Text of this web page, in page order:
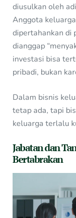
diusulkan oleh
Anggota
dipertahankan di
dianggap
investasi bisa
pribadi, bukan
Dalam bisnis
tetap ada, tapi
keluarga terlalu
Jabatan dan
Bertabrakan